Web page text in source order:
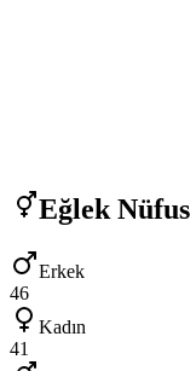
Eğlek
Erkek
46
Kadın
41